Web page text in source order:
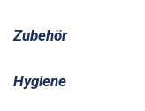
Zubehör
Hygiene